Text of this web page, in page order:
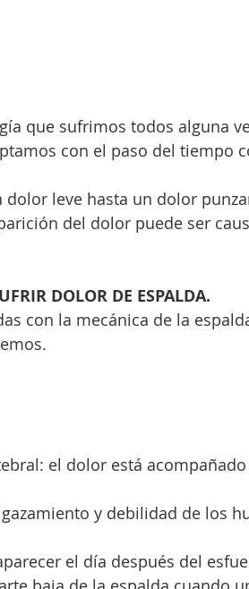
con el paso del tiempo
del dolor puede ser
DOLOR DE ESPALDA.
con la mecánica de la
el día después del